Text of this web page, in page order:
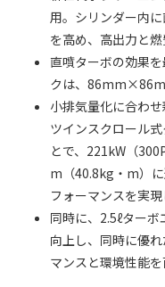
用。シリンダー内
を高め、高出力と
直噴ターボの効果
クは、
小排気量化に合わ
ツインスクロール
とで、221kW（
m（40.8kg・m）
フォーマンスを実現
同時に、2.5ℓター
向上し、同時に優
マンスと環境性能を